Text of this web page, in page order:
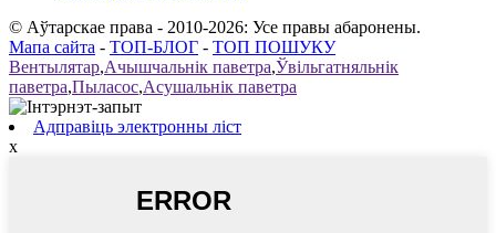
© Аўтарскае права - 2010-2026: Усе правы абаронены.
Мапа сайта - ТОП-БЛОГ - ТОП ПОШУКУ
Вентылятар,Ачышчальнік паветра,Ўвільгатняльнік
паветра,Пыласос,Асушальнік паветра
Адправіць электронны ліст
x